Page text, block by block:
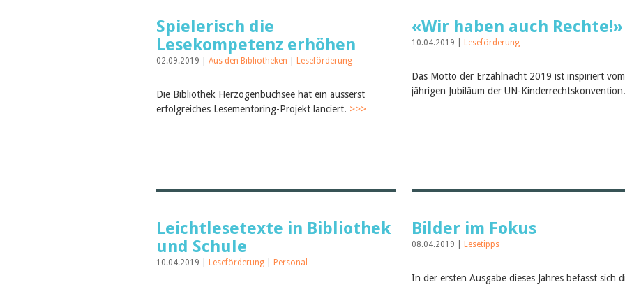
Spielerisch die
Lesekompetenz erhöhen
02.09.2019 | Aus den Bibliotheken Leseförderung
Die Bibliothek Herzogenbuchsee hat ein äusserst
erfolgreiches Lesementoring-Projekt lanciert. >>>
«Wir haben auch Rechte!»
10.04.2019 | Leseförderung
Das Motto der Erzählnacht 2019 ist inspiriert
jährigen Jubiläum der UN-Kinderrechtskonvention.
Leichtlesetexte in Bibliothek
und Schule
10.04.2019 | Leseförderung Personal
Bilder im Fokus
08.04.2019 | Lesetipps
In der ersten Ausgabe dieses Jahres befasst sich